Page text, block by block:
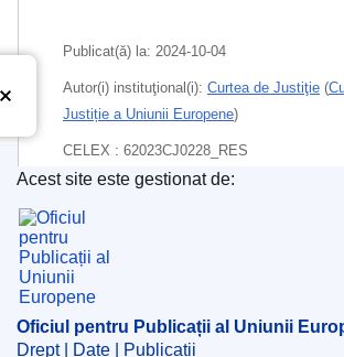
Publicat(ă) la: 2024-10-04
Autor(i) instituţional(i): Curtea de Justiţie (
Justiție a Uniunii Europene)
CELEX : 62023CJ0228_RES
ECLI : ECLI:EU:C:2024:829
Oficiul pentru Publicații al Uniunii
Acest site este gestionat de:
Oficiul pentru Publicații al Uniunii
Drept | Date | Publicații